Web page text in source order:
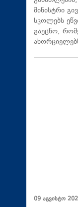
მინისტრი
სკოლებს
გაეცნო,
09 აგვისტო